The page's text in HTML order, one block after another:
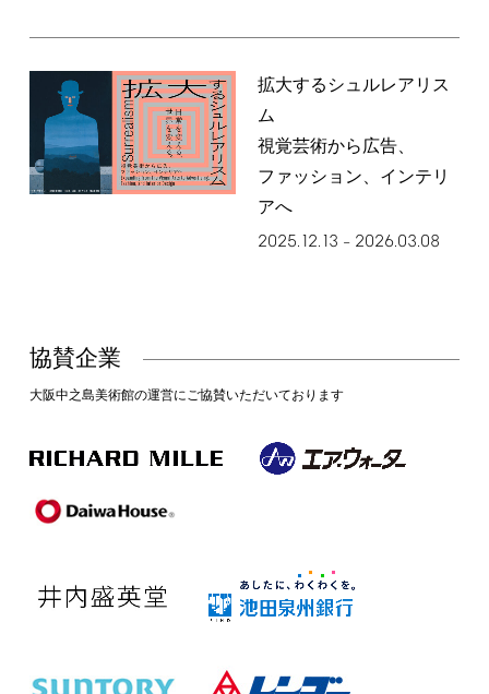
拡大するシュルレアリス
ム
視覚芸術から広告、
ファッション、インテリ
アへ
2025.12.13 – 2026.03.08
協賛企業
大阪中之島美術館の運営にご協賛いただいております